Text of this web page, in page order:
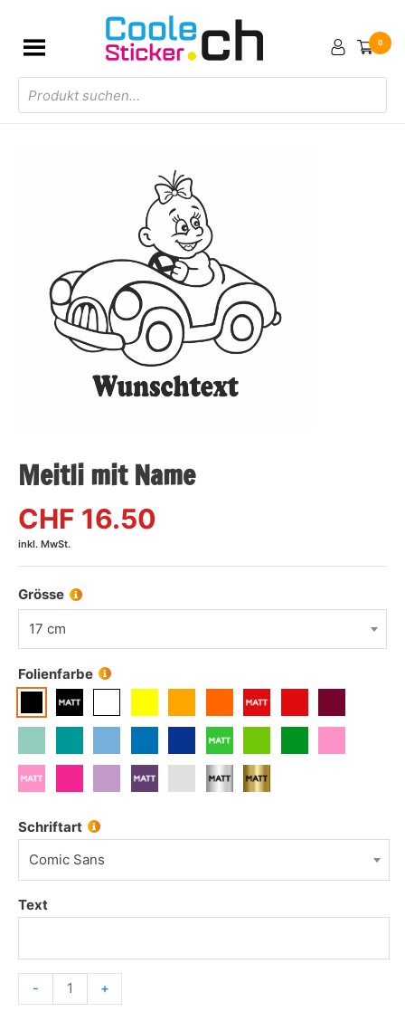
Products
search
0
Meitli mit Name
CHF 16.50
inkl. MwSt.
Grösse
17 cm
Folienfarbe
Schriftart
Comic Sans
Text
- +